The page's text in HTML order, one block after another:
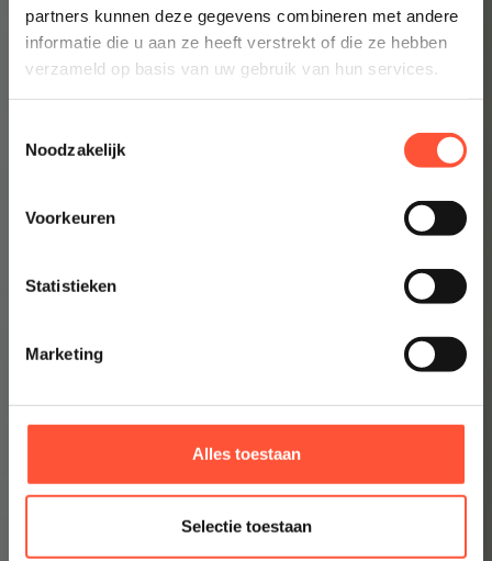
partners kunnen deze gegevens combineren met andere
informatie die u aan ze heeft verstrekt of die ze hebben
verzameld op basis van uw gebruik van hun services.
Noodzakelijk
Voorkeuren
Statistieken
Marketing
Alles toestaan
Selectie toestaan